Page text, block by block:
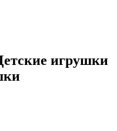
игрушки